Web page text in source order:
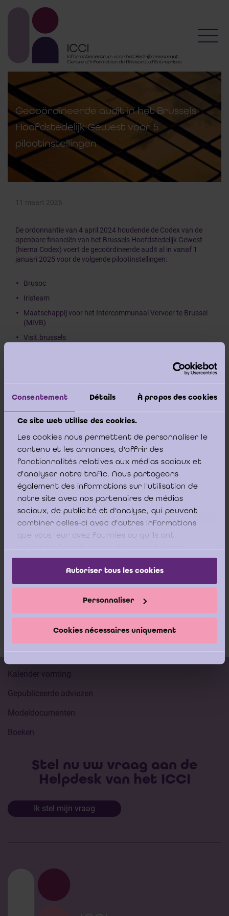
Consentement Détails À propos des cookies
Ce site web utilise des cookies.
Les cookies nous permettent de personnaliser le
contenu et les annonces, d'offrir des
fonctionnalités relatives aux médias sociaux et
d'analyser notre trafic. Nous partageons
également des informations sur l'utilisation de
notre site avec nos partenaires de médias
sociaux, de publicité et d'analyse, qui peuvent
combiner celles-ci avec d'autres informations
que vous leur avez fournies ou qu'ils ont
services.
Autoriser tous les cookies
Personnaliser
Cookies nécessaires uniquement
Gecoördineerde audit in het Brussels
Hoofdstedelijk Gewest voor 5
pilootinstellingen
11 maart 2026
De ordonnantie van 4 april 2024 houdende de Codex van de
open­bare financiën van het Brussels Hoofdstedelijk Gewest
(hierna Codex) voert de gecoördineerde audit al in vanaf 1
januari 2025 voor de volgende pilootinstellingen:
Brusoc
Iristeam
Maatschappij voor het Intercommunaal Vervoer te Brussel
(MIVB)
Visit.brussels
De algemene rekeningen van deze ABI’s van tweede categorie
Hierna vindt u de documentatie in het kader van deze nieuwe
opdracht:
het modelverslag
het voorbeeld van opdrachtbrief
de afsprakennota gecoördineerde audit
het jaarlijks protocol betreffende de
gecoördineerde audit
M.b.t. de toegang tot de Sharepoint van BFB:
bevoegde boekhouder van de betrokken boekhoudkundige
Kalender vorming
Gepubliceerde adviezen
Modeldocumenten
Boeken
Stel nu uw vraag aan de
Helpdesk van het ICCI
Ik stel mijn vraag